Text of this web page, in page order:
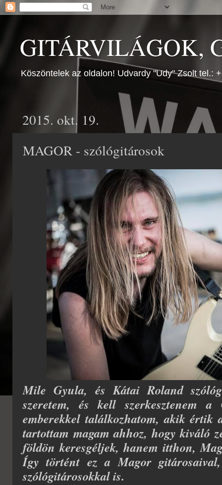
GITÁRVILÁGOK,
Köszöntelek az oldalon! Udvardy "Udy" Zsolt tel.:
2015. okt. 19.
MAGOR - szólógitárosok
Mile Gyula, és Kátai Roland
szeretem, és kell szerkesztenem
emberekkel találkozhatom, akik
tartottam magam ahhoz, hogy kiváló
földön keresgéljek, hanem itthon,
Így történt ez a Magor
szólógitárosokkal is.